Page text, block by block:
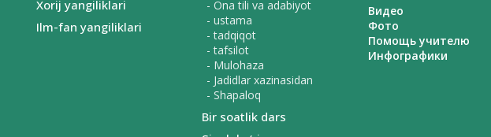
Xorij yangiliklari
Ilm-fan yangiliklari
- Ona tili va adabiyot
- ustama
- tadqiqot
- tafsilot
- Mulohaza
- Jadidlar xazinasidan
- Shapaloq
Bir soatlik dars
Видео
Фото
Помощь учителю
Инфографики